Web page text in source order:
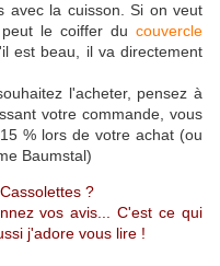
avec la cuisson. Si on veut
le coiffer du couvercle
est beau, il va directement
l'acheter, pensez à
votre commande, vous
% lors de votre achat (ou
Baumstal)
?
vos avis... C'est ce qui
j'adore vous lire !